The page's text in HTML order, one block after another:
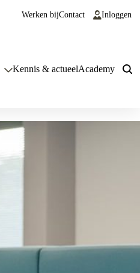
Werken bijContact Inloggen
Kennis & actueelAcademy